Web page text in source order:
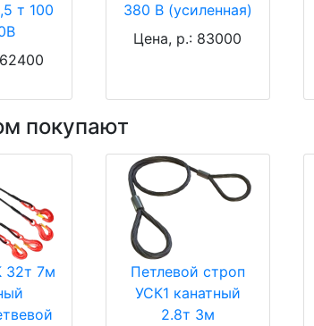
т 100
380 В (усиленная)
Цена, р.: 83000
покупают
32т 7м
Петлевой строп
УСК1 канатный
2.8т 3м